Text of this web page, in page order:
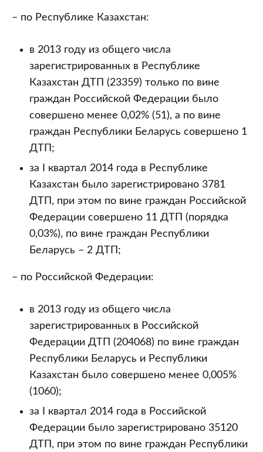
– по Республике Казахстан:
в 2013 году из общего числа
зарегистрированных в Республике
Казахстан ДТП (23359) только по вине
граждан Российской Федерации было
совершено менее 0,02% (51), а по вине
граждан Республики Беларусь совершено 1
ДТП;
за I квартал 2014 года в Республике
Казахстан было зарегистрировано 3781
ДТП, при этом по вине граждан Российской
Федерации совершено 11 ДТП (порядка
0,03%), по вине граждан Республики
Беларусь – 2 ДТП;
– по Российской Федерации:
в 2013 году из общего числа
зарегистрированных в Российской
Федерации ДТП (204068) по вине граждан
Республики Беларусь и Республики
Казахстан было совершено менее 0,005%
(1060);
за I квартал 2014 года в Российской
Федерации было зарегистрировано 35120
ДТП, при этом по вине граждан Республики